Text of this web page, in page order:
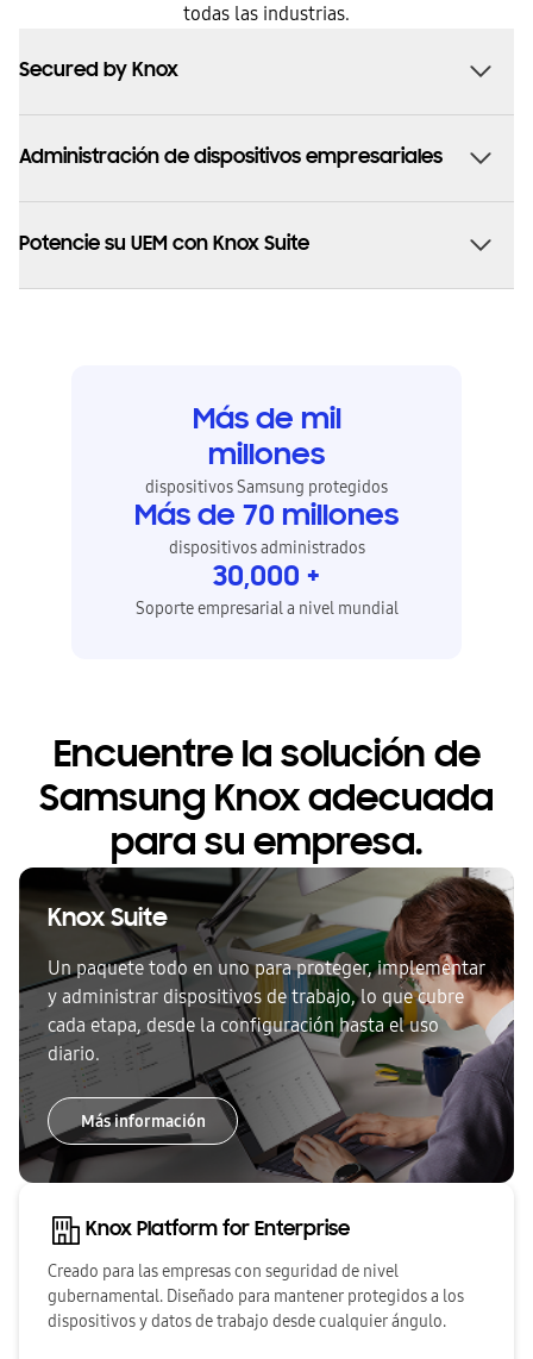
todas las industrias.
Secured by Knox
Administración de dispositivos empresariales
Potencie su UEM con Knox Suite
Más de mil
millones
dispositivos Samsung protegidos
Más de 70 millones
dispositivos administrados
30,000 +
Soporte empresarial a nivel mundial
Encuentre la solución de
Samsung Knox adecuada
para su empresa.
Knox Suite
Un paquete todo en uno para proteger, implementar
y administrar dispositivos de trabajo, lo que cubre
cada etapa, desde la configuración hasta el uso
diario.
Más información
Knox Platform for Enterprise
Creado para las empresas con seguridad de nivel
gubernamental. Diseñado para mantener protegidos a los
dispositivos y datos de trabajo desde cualquier ángulo.